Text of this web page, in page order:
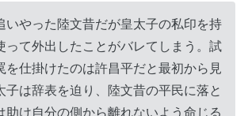
いやった陸文昔だが皇太子の私印を持
って外出したことがバレてしまう。試
を仕掛けたのは許昌平だと最初から見
子は辞表を迫り、陸文昔の平民に落と
助け自分の側から離れないよう命じる